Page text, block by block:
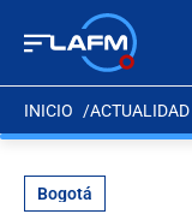
INICIO ACTUALIDAD
Bogotá